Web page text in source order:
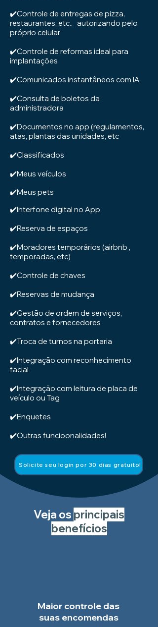
✔️Controle de entregas de pizza,
restaurantes, etc.. autorizando pelo
próprio celular
✔️Controle de reformas ideal para
implantações
✔️Comunicados instantâneos com IA
✔️Consulta de boletos da
administradora
✔️Documentos no app (regulamentos,
atas, plantas das unidades, etc
✔️Classificados
✔️Meus veículos
✔️Meus pets
✔️Interfone digital no App
✔️Reserva de espaços
✔️Moradores temporários (airbnb ,
temporadas, etc)
✔️Controle de chaves
✔️Reservas de mudança
✔️Gestão de ordem de serviços,
contratos e fornecedores
✔️Troca de turnos na portaria
✔️Integração com reconhecimento
facial
✔️Integração com leitura de placa de
veículo ou Tag
✔️Enquetes
✔️Outras funcioonalidades!
Solicite seu login por 30 dias gratuito!
Veja os principais
benefícios
Maior controle das
suas encomendas